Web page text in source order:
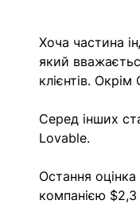
Хоча частина
який
клієнтів.
Серед інших
Lovable.
Остання
компанією $2,3